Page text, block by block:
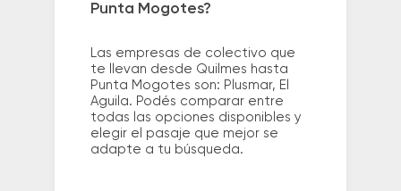
Punta Mogotes?
Las empresas de colectivo que
te llevan desde Quilmes hasta
Punta Mogotes son: Plusmar, El
Aguila. Podés comparar entre
todas las opciones disponibles y
elegir el pasaje que mejor se
adapte a tu búsqueda.